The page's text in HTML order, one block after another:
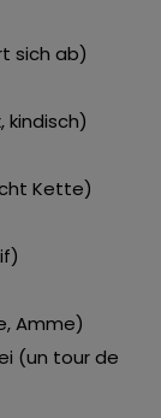
sich ab)
kindisch)
Kette)
Amme)
(un tour de